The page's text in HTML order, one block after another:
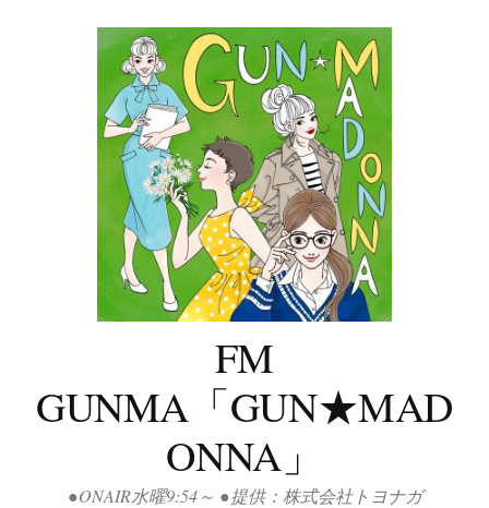
FM
GUNMA「GUN★MAD
ONNA」
●ONAIR水曜9:54～ ●提供：株式会社トヨナガ